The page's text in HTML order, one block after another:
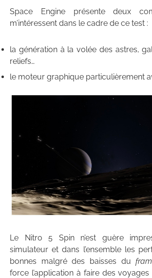
Space Engine présente deux
m’intéressent dans le cadre de ce test :
la génération à la volée des astres,
reliefs…
le moteur graphique particulièrement
Le Nitro 5 Spin n’est guère
simulateur et dans l’ensemble les
bonnes malgré des baisses du
force l’application à faire des